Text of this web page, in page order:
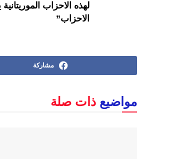
لهذه الاحزاب
الاحزاب”
مشاركة
مواضيع ذات صلة